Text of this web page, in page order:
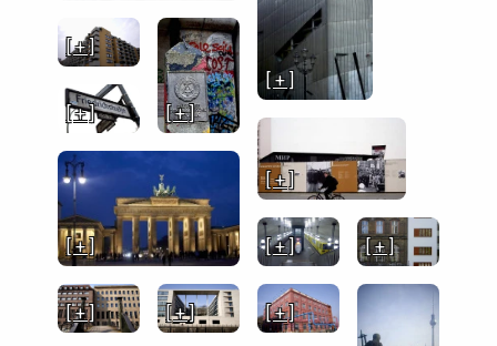
[ + ]
[ + ]
[ + ]
[ + ]
[ + ]
[ + ] [ + ] [ + ]
[ + ] [ + ] [ + ]